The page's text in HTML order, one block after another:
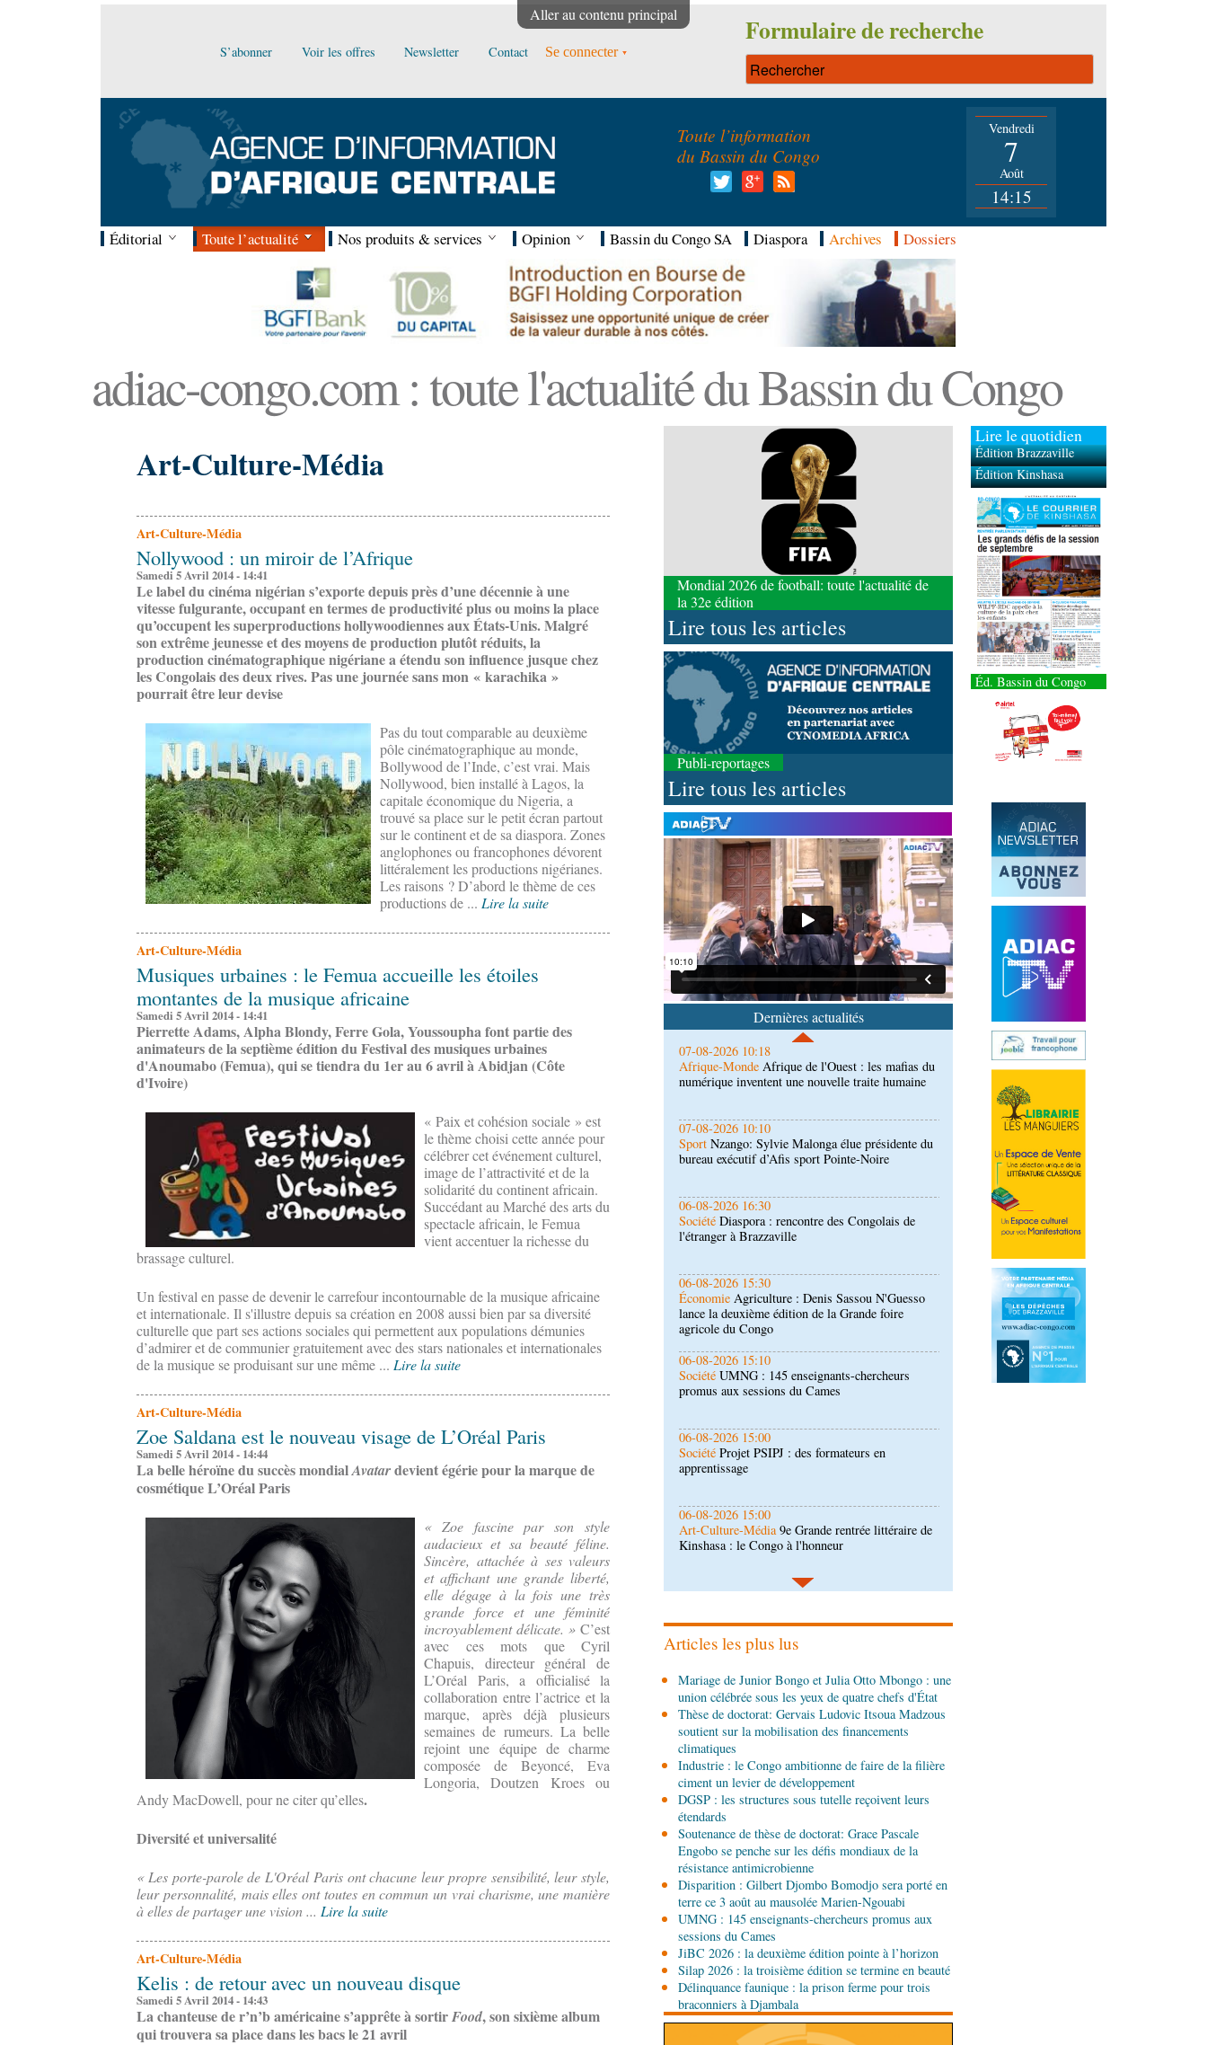
Aller au contenu principal
S’abonner Voir les offres Newsletter Contact Se connecter
Formulaire de recherche
Toute l’information
du Bassin du Congo
Vendredi
7
Août
14:15
Éditorial Toute l’actualité Nos produits & services Opinion Bassin du Congo SA Diaspora Archives Dossiers
adiac-congo.com : toute l'actualité du Bassin du Congo
Art-Culture-Média
Art-Culture-Média
Nollywood : un miroir de l’Afrique
Samedi 5 Avril 2014 - 14:41
Le label du cinéma nigérian s’exporte depuis près d’une décennie à une
vitesse fulgurante, occupant en termes de productivité plus ou moins la place
qu’occupent les superproductions hollywoodiennes aux États-Unis. Malgré
son extrême jeunesse et des moyens de production plutôt réduits, la
production cinématographique nigériane a étendu son influence jusque chez
les Congolais des deux rives. Pas une journée sans mon « karachika »
pourrait être leur devise
Pas du tout comparable au deuxième
pôle cinématographique au monde,
Bollywood de l’Inde, c’est vrai. Mais
Nollywood, bien installé à Lagos, la
capitale économique du Nigeria, a
trouvé sa place sur le petit écran partout
sur le continent et de sa diaspora. Zones
anglophones ou francophones dévorent
littéralement les productions nigérianes.
Les raisons ? D’abord le thème de ces
productions de ... Lire la suite
Art-Culture-Média
Musiques urbaines : le Femua accueille les étoiles
montantes de la musique africaine
Samedi 5 Avril 2014 - 14:41
Pierrette Adams, Alpha Blondy, Ferre Gola, Youssoupha font partie des
animateurs de la septième édition du Festival des musiques urbaines
d'Anoumabo (Femua), qui se tiendra du 1er au 6 avril à Abidjan (Côte
d'Ivoire)
« Paix et cohésion sociale » est
le thème choisi cette année pour
célébrer cet événement culturel,
image de l’attractivité et de la
solidarité du continent africain.
Succédant au Marché des arts du
spectacle africain, le Femua
vient accentuer la richesse du
brassage culturel.
Un festival en passe de devenir le carrefour incontournable de la musique africaine
et internationale. Il s'illustre depuis sa création en 2008 aussi bien par sa diversité
culturelle que part ses actions sociales qui permettent aux populations démunies
d’admirer et de communier gratuitement avec des stars nationales et internationales
de la musique se produisant sur une même ... Lire la suite
Art-Culture-Média
Zoe Saldana est le nouveau visage de L’Oréal Paris
Samedi 5 Avril 2014 - 14:44
La belle héroïne du succès mondialAvatardevient égérie pour la marque de
cosmétique L’Oréal Paris
« Zoe fascine par son style
audacieux et sa beauté féline.
Sincère, attachée à ses valeurs
et affichant une grande liberté,
elle dégage à la fois une très
grande force et une féminité
incroyablement délicate. » C’est
avec ces mots que Cyril
Chapuis, directeur général de
L’Oréal Paris, a officialisé la
collaboration entre l’actrice et la
marque, après déjà plusieurs
semaines de rumeurs. La belle
rejoint une équipe de charme
composée de Beyoncé, Eva
Longoria, Doutzen Kroes ou
Andy MacDowell, pour ne citer qu’elles.
Diversité et universalité
« Les porte-parole de L'Oréal Paris ont chacune leur propre sensibilité, leur style,
leur personnalité, mais elles ont toutes en commun un vrai charisme, une manière
à elles de partager une vision ... Lire la suite
Art-Culture-Média
Kelis : de retour avec un nouveau disque
Samedi 5 Avril 2014 - 14:43
La chanteuse de r’n’b américaine s’apprête à sortirFood, son sixième album
qui trouvera sa place dans les bacs le 21 avril
Mondial 2026 de football: toute l'actualité de
la 32e édition
Lire tous les articles
Publi-reportages
Lire tous les articles
Dernières actualités
07-08-2026 11:03
SportFootball, le week-end des Diables rouges et
des Congolais de la diaspora en Coupes d'Europe
(matches aller du 3e tour)
07-08-2026 10:18
Afrique de l'Ouest : les mafias du
numérique inventent une nouvelle traite humaine
07-08-2026 10:10
SportNzango: Sylvie Malonga élue présidente du
bureau exécutif d’Afis sport Pointe-Noire
06-08-2026 16:30
SociétéDiaspora : rencontre des Congolais de
l'étranger à Brazzaville
06-08-2026 15:30
ÉconomieAgriculture : Denis Sassou N'Guesso
lance la deuxième édition de la Grande foire
06-08-2026 15:10
SociétéUMNG : 145 enseignants-chercheurs
promus aux sessions du Cames
06-08-2026 15:00
Société Projet PSIPJ : des formateurs en
apprentissage
06-08-2026 15:00
Art-Culture-Média9e Grande rentrée littéraire de
Kinshasa : le Congo à l'honneur
06-08-2026 15:00
ÉconomieDeuxième édition de la Gfac : le défi
d’offrir à la nation des produits alimentaires de
06-08-2026 14:30
les stands, des surgelés dans les assiettes
SociétéÉpidémie d'Ebola : le gouvernement
renforce la riposte avec l'appui de l'OMS et
d'Africa CDC
06-08-2026 12:38
SportCommuniqué : Samira Leonie, nouvelle
ambassadrice de la marque 1xBet Congo-
Brazzaville
06-08-2026 09:30
PolitiqueAssemblée nationale: la Commission
Ecofin s’imprègne des réalités du CHU-B
06-08-2026 08:45
Politique Vie des institutions : Pierre Ngolo et
Pierre Oba jettent les bases d’une collaboration
fructueuse
06-08-2026 08:30
Afrique-MondeCentrafrique : les sanctions de
l'ONU cachent la guerre silencieuse pour le
contrôle des ressources
Articles les plus lus
Mariage de Junior Bongo et Julia Otto Mbongo : une
union célébrée sous les yeux de quatre chefs d'État
Thèse de doctorat: Gervais Ludovic Itsoua Madzous
soutient sur la mobilisation des financements
climatiques
Industrie : le Congo ambitionne de faire de la filière
ciment un levier de développement
DGSP : les structures sous tutelle reçoivent leurs
étendards
Soutenance de thèse de doctorat: Grace Pascale
Engobo se penche sur les défis mondiaux de la
résistance antimicrobienne
Disparition : Gilbert Djombo Bomodjo sera porté en
terre ce 3 août au mausolée Marien-Ngouabi
UMNG : 145 enseignants-chercheurs promus aux
sessions du Cames
JiBC 2026 : la deuxième édition pointe à l’horizon
Silap 2026 : la troisième édition se termine en beauté
Délinquance faunique : la prison ferme pour trois
braconniers à Djambala
Lire le quotidien
Édition Brazzaville
Édition Kinshasa
Éd. Bassin du Congo